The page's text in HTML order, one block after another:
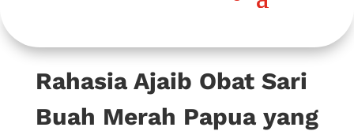
Rahasia Ajaib Obat Sari
Buah Merah Papua yang